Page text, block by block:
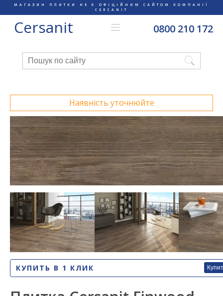
МАГАЗИН ПЛИТКИ НЕ Є ОФІЦІЙНИМ САЙТОМ КОМПАНІЇ
CERSANIT
Cersanit 0800 210 172
Наявність уточнюйте
КУПИТЬ В 1 КЛИК